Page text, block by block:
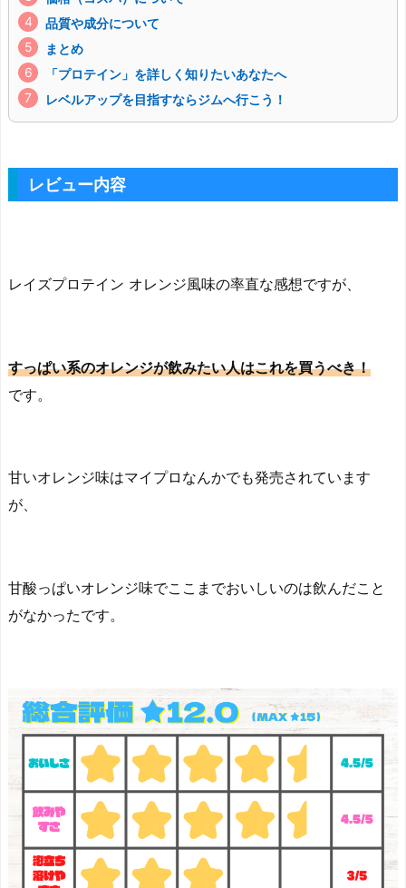
品質や成分について
まとめ
「プロテイン」を詳しく知りたいあなたへ
レベルアップを目指すならジムへ行こう！
レビュー内容
レイズプロテイン オレンジ風味の率直な感想ですが、
すっぱい系のオレンジが飲みたい人はこれを買うべき！
です。
甘いオレンジ味はマイプロなんかでも発売されています
が、
甘酸っぱいオレンジ味でここまでおいしいのは飲んだこと
がなかったです。